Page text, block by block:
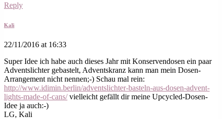
Reply
Kali
22/11/2016 at 16:33
Super Idee ich habe auch dieses Jahr mit Konservendosen ein paar
Adventslichter gebastelt, Adventskranz kann man mein Dosen-
Arrangement nicht nennen;-) Schau mal rein:
http://www.idimin.berlin/adventslichter-basteln-aus-dosen-advent-
lights-made-of-cans/vielleicht gefällt dir meine Upcycled-Dosen-
Idee ja auch:-)
LG, Kali